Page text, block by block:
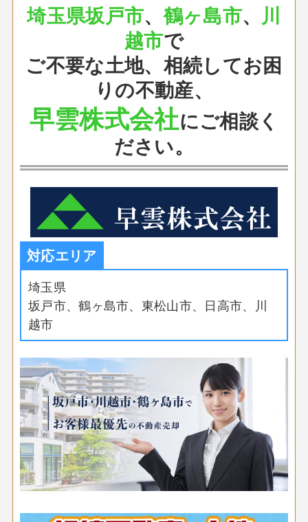
埼玉県坂戸市、鶴ヶ島市、 川
越市で
ご不要な土地、相続してお困
りの不動産、
早雲株式会社にご相談く
ださい。
対応エリア
埼玉県
坂戸市、鶴ヶ島市、東松山市、日高市、川
越市